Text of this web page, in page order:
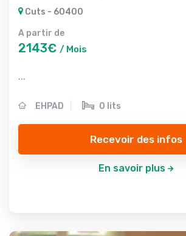
Cuts - 60400
A partir de
2143€ / Mois
...
EHPAD 0 lits
Recevoir des infos
En savoir plus